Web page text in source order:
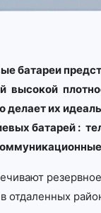
батареи
высокой
делает их
батарей :